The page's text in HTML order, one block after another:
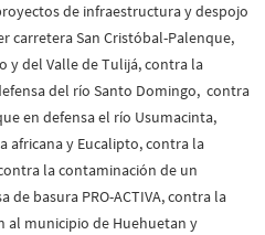
de infraestructura y despojo
carretera San Cristóbal-Palenque,
y del Valle de Tulijá, contra la
del río Santo Domingo, contra
en defensa el río Usumacinta,
africana y Eucalipto, contra la
la contaminación de un
basura PRO-ACTIVA, contra la
al municipio de Huehuetan y